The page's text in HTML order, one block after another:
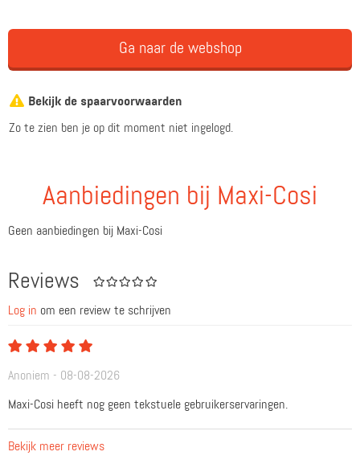
deursloten. Of het nu gaat om het comfortabele en veilige vervoer van
uw kind in een autostoel, het gemak van een betrouwbare
kinderwagen voor verschillende omstandigheden of de gemoedsrust
die onze babyfoons en veiligheidsproducten bieden, bij Maxi-Cosi®
streven we ernaar om ouders in elke fase van het ouderschap te
ondersteunen.
Ga naar de webshop
Bekijk de spaarvoorwaarden
Zo te zien ben je op dit moment niet ingelogd.
Aanbiedingen bij Maxi-Cosi
Geen aanbiedingen bij Maxi-Cosi
Reviews
Log in om een review te schrijven
Anoniem - 08-08-2026
Maxi-Cosi heeft nog geen tekstuele gebruikerservaringen.
Bekijk meer reviews